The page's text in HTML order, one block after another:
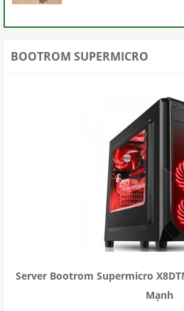
BOOTROM SUPERMICRO
Server Bootrom Supermicro
Mạnh